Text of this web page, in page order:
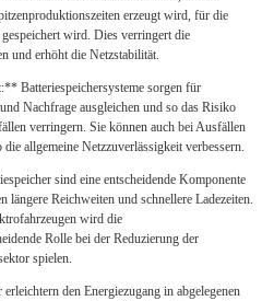
erzeugt wird, für die
wird. Dies verringert die
und erhöht die Netzstabilität.
Batteriespeichersysteme sorgen für
Nachfrage ausgleichen und so das Risiko
verringern. Sie können auch bei Ausfällen
allgemeine Netzzuverlässigkeit verbessern.
sind eine entscheidende Komponente
längere Reichweiten und schnellere Ladezeiten.
wird die
Rolle bei der Reduzierung der
spielen.
den Energiezugang in abgelegenen